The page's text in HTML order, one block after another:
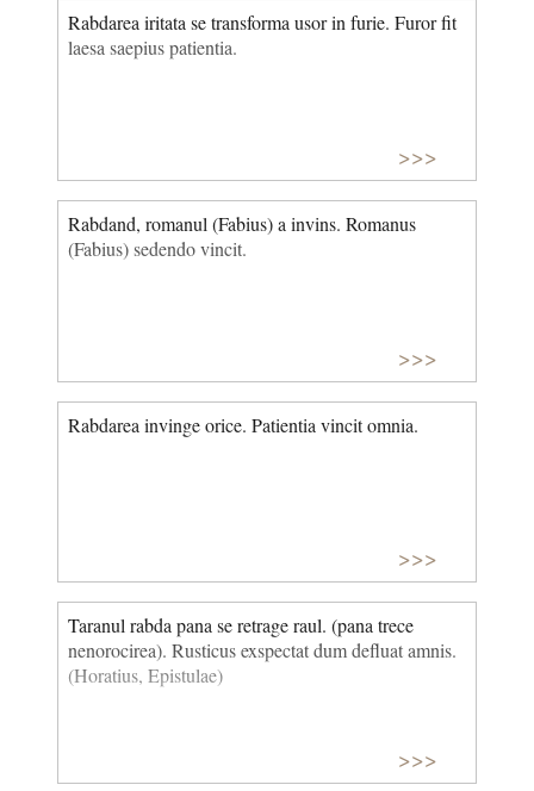
Rabdarea iritata se transforma usor in furie. Furor fit
laesa saepius patientia.
>>>
Rabdand, romanul (Fabius) a invins. Romanus
(Fabius) sedendo vincit.
>>>
Rabdarea invinge orice. Patientia vincit omnia.
>>>
Taranul rabda pana se retrage raul. (pana trece
nenorocirea). Rusticus exspectat dum defluat amnis.
(Horatius, Epistulae)
>>>